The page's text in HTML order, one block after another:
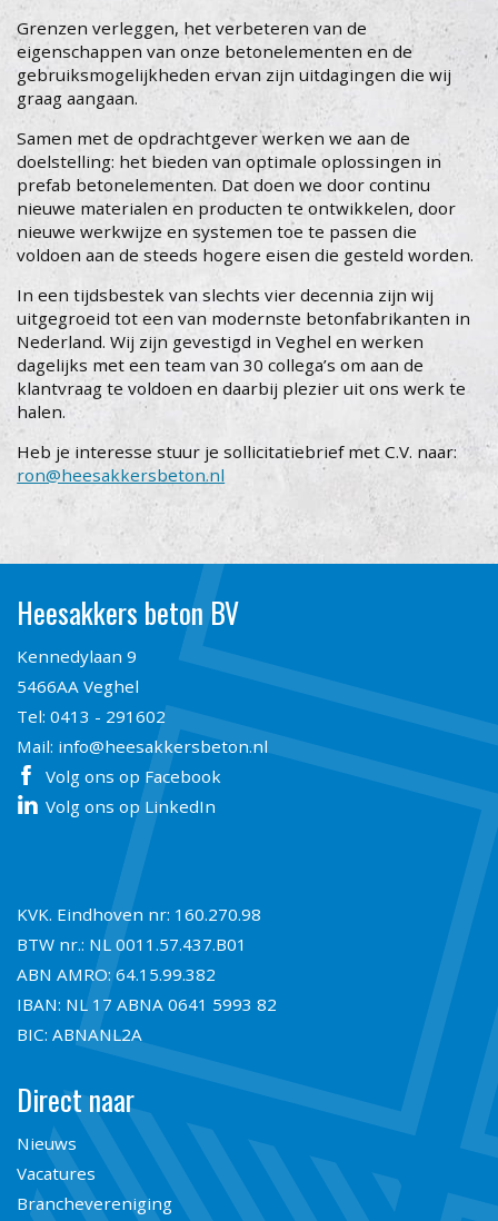
Grenzen verleggen, het verbeteren van de
eigenschappen van onze betonelementen en de
gebruiksmogelijkheden ervan zijn uitdagingen die wij
graag aangaan.
Samen met de opdrachtgever werken we aan de
doelstelling: het bieden van optimale oplossingen in
prefab betonelementen. Dat doen we door continu
nieuwe materialen en producten te ontwikkelen, door
nieuwe werkwijze en systemen toe te passen die
voldoen aan de steeds hogere eisen die gesteld worden.
In een tijdsbestek van slechts vier decennia zijn wij
uitgegroeid tot een van modernste betonfabrikanten in
Nederland. Wij zijn gevestigd in Veghel en werken
dagelijks met een team van 30 collega’s om aan de
klantvraag te voldoen en daarbij plezier uit ons werk te
halen.
Heb je interesse stuur je sollicitatiebrief met C.V. naar:
ron@heesakkersbeton.nl
Heesakkers beton BV
Kennedylaan 9
5466AA Veghel
Tel:0413 - 291602
Mail: info@heesakkersbeton.nl
Volg ons op Facebook
Volg ons op LinkedIn
KVK. Eindhoven nr: 160.270.98
BTW nr.: NL 0011.57.437.B01
ABN AMRO: 64.15.99.382
IBAN: NL 17 ABNA 0641 5993 82
BIC: ABNANL2A
Direct naar
Nieuws
Vacatures
Branchevereniging